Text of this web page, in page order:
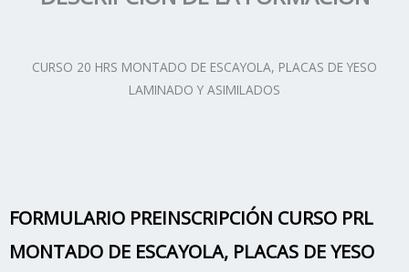
CURSO 20 HRS MONTADO DE ESCAYOLA, PLACAS DE YESO
LAMINADO Y ASIMILADOS
FORMULARIO PREINSCRIPCIÓN CURSO PRL
MONTADO DE ESCAYOLA, PLACAS DE YESO